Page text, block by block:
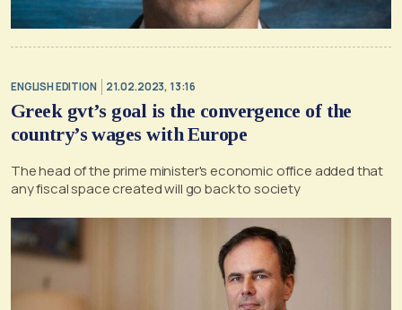
ENGLISH EDITION 21.02.2023, 13:16
Greek gvt’s goal is the convergence of the
country’s wages with Europe
The head of the prime minister's economic office added that
any fiscal space created will go back to society